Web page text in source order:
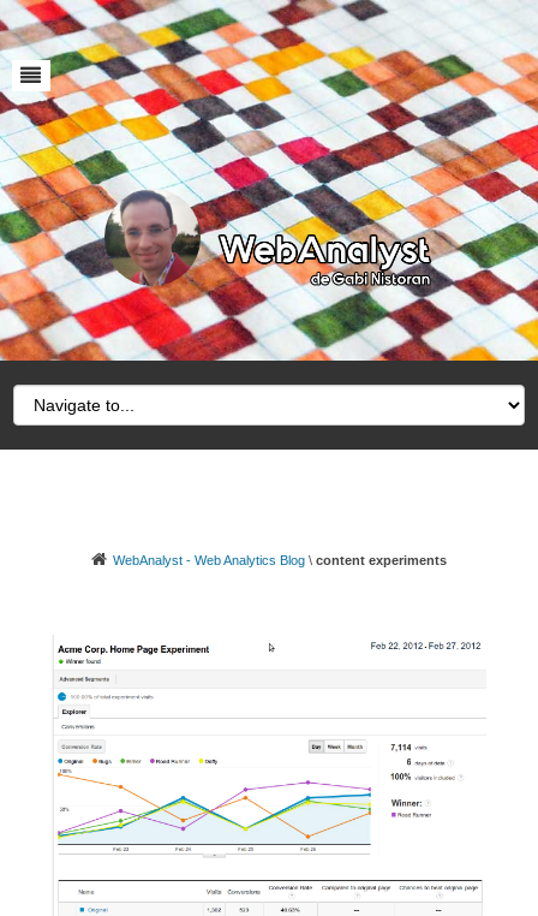
WebAnalyst - Web Analytics Blog \ content experiments